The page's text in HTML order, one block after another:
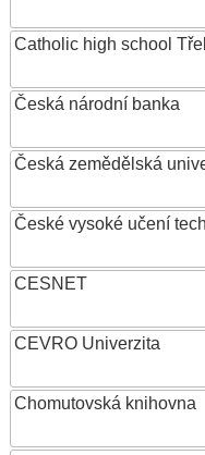
Catholic high school
Česká národní banka
Česká zemědělská
České vysoké učení
CESNET
CEVRO Univerzita
Chomutovská knihovna